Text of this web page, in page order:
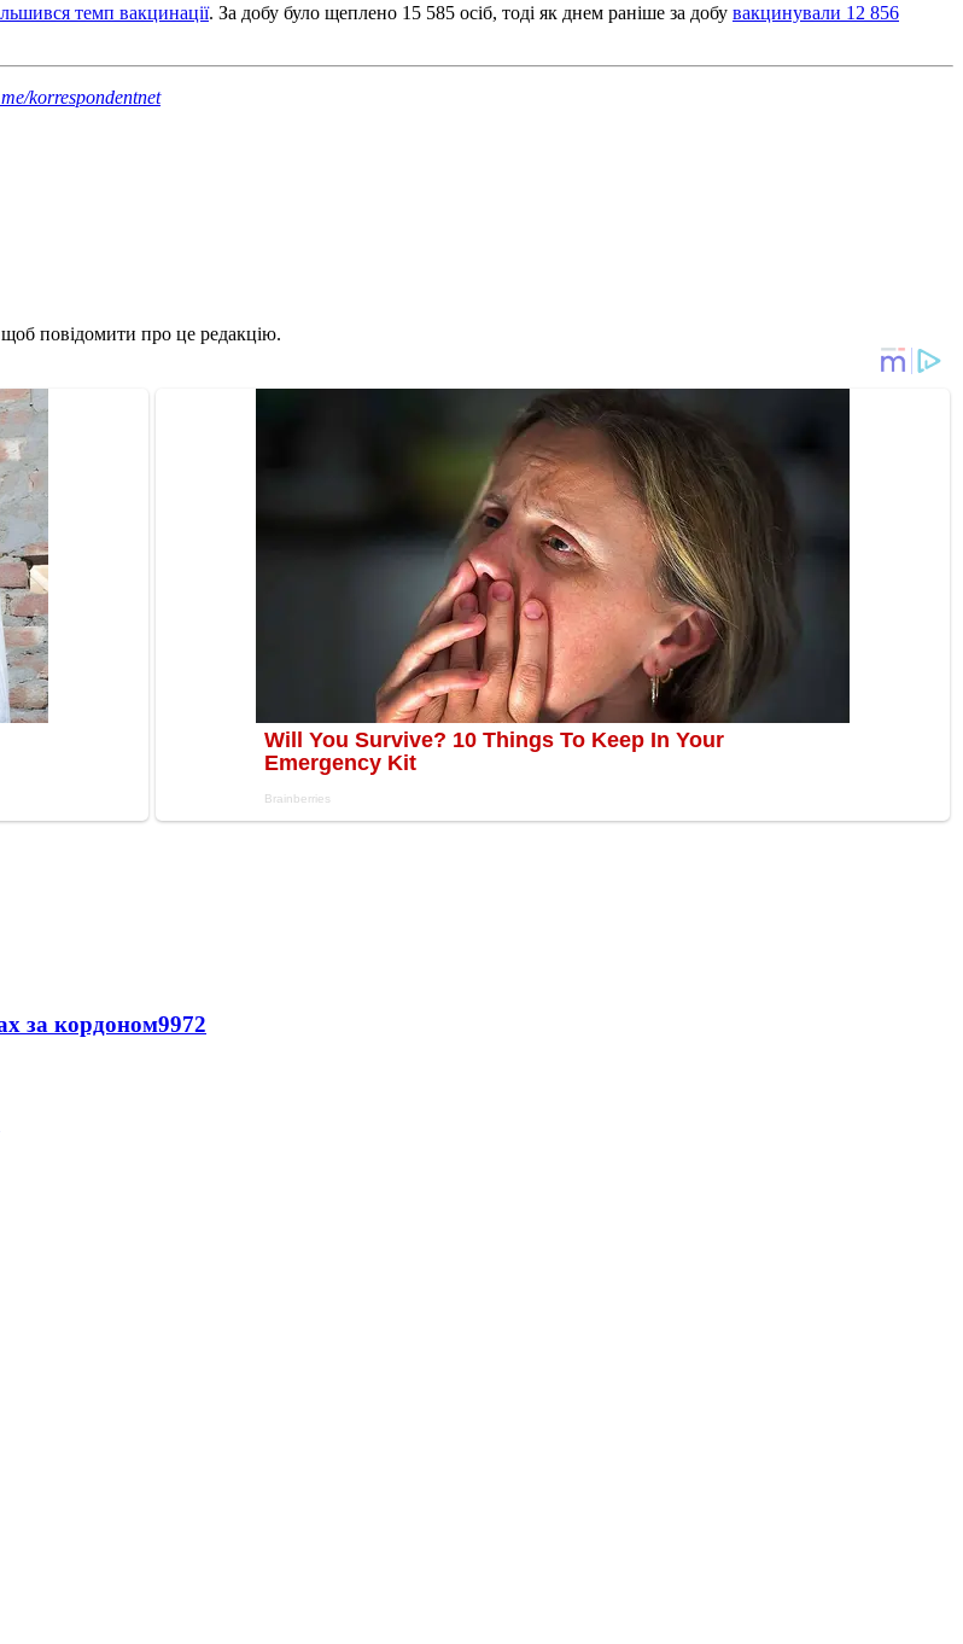
темп вакцинації. За добу було щеплено 15 585 осіб, тоді як днем раніше за добу вакцинували 12 856
korrespondentnet
повідомити про це редакцію.
за кордоном9972